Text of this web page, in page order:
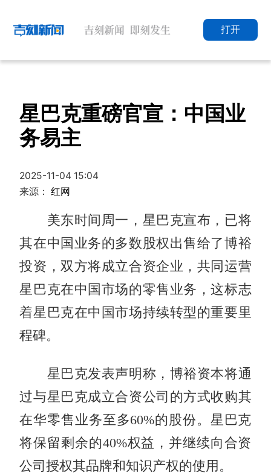
打开
星巴克重磅官宣：中国业
务易主
2025-11-04 15:04
来源：红网
美东时间周一，星巴克宣布，已将
其在中国业务的多数股权出售给了博裕
投资，双方将成立合资企业，共同运营
星巴克在中国市场的零售业务，这标志
着星巴克在中国市场持续转型的重要里
程碑。
星巴克发表声明称，博裕资本将通
过与星巴克成立合资公司的方式收购其
在华零售业务至多60%的股份。星巴克
将保留剩余的40%权益，并继续向合资
公司授权其品牌和知识产权的使用。